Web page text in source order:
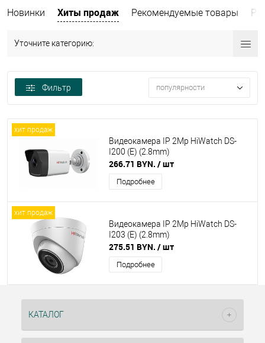
Новинки Хиты продаж Рекомендуемые товары
Уточните категорию:
Фильтр популярности
хит продаж
Видеокамера IP 2Mp HiWatch DS-
I200 (E) (2.8mm)
266.71 BYN. / шт
Подробнее
хит продаж
Видеокамера IP 2Mp HiWatch DS-
I203 (E) (2.8mm)
275.51 BYN. / шт
Подробнее
КАТАЛОГ